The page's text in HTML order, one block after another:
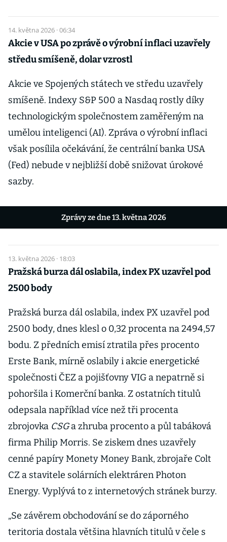
14. května 2026 · 06:34
Akcie v USA po zprávě o výrobní inflaci uzavřely
středu smíšeně, dolar vzrostl
Akcie ve Spojených státech ve středu uzavřely
smíšeně. Indexy S&P 500 a Nasdaq rostly díky
technologickým společnostem zaměřeným na
umělou inteligenci (AI). Zpráva o výrobní inflaci
však posílila očekávání, že centrální banka USA
(Fed) nebude v nejbližší době snižovat úrokové
sazby.
Zprávy ze dne 13. května 2026
13. května 2026 · 18:03
Pražská burza dál oslabila, index PX uzavřel pod
2500 body
Pražská burza dál oslabila, index PX uzavřel pod
2500 body, dnes klesl o 0,32 procenta na 2494,57
bodu. Z předních emisí ztratila přes procento
Erste Bank, mírně oslabily i akcie energetické
společnosti ČEZ a pojišťovny VIG a nepatrně si
pohoršila i Komerční banka. Z ostatních titulů
odepsala například více než tři procenta
zbrojovka CSGa zhruba procento a půl tabáková
firma Philip Morris. Se ziskem dnes uzavřely
cenné papíry Monety Money Bank, zbrojaře Colt
CZ a stavitele solárních elektráren Photon
Energy. Vyplývá to z internetových stránek burzy.
„Se závěrem obchodování se do záporného
teritoria dostala většina hlavních titulů v čele s